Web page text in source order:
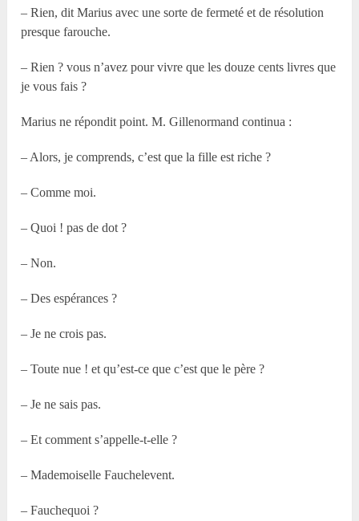
– Rien, dit Marius avec une sorte de fermeté et de résolution
presque farouche.
– Rien ? vous n’avez pour vivre que les douze cents livres que
je vous fais ?
Marius ne répondit point. M. Gillenormand continua :
– Alors, je comprends, c’est que la fille est riche ?
– Comme moi.
– Quoi ! pas de dot ?
– Non.
– Des espérances ?
– Je ne crois pas.
– Toute nue ! et qu’est-ce que c’est que le père ?
– Je ne sais pas.
– Et comment s’appelle-t-elle ?
– Mademoiselle Fauchelevent.
– Fauchequoi ?